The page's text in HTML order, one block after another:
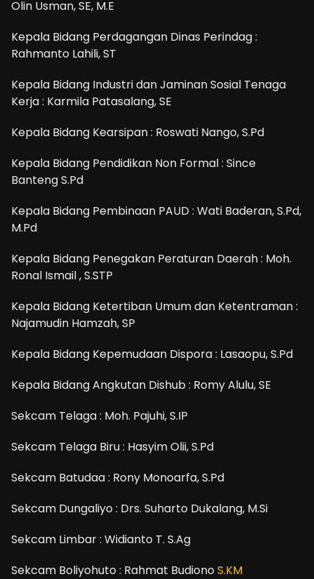
Olin Usman, SE, M.E
Kepala Bidang Perdagangan Dinas Perindag :
Rahmanto Lahili, ST
Kepala Bidang Industri dan Jaminan Sosial Tenaga
Kerja : Karmila Patasalang, SE
Kepala Bidang Kearsipan : Roswati Nango, S.Pd
Kepala Bidang Pendidikan Non Formal : Since
Banteng S.Pd
Kepala Bidang Pembinaan PAUD : Wati Baderan, S.Pd,
M.Pd
Kepala Bidang Penegakan Peraturan Daerah : Moh.
Ronal Ismail , S.STP
Kepala Bidang Ketertiban Umum dan Ketentraman :
Najamudin Hamzah, SP
Kepala Bidang Kepemudaan Dispora : Lasaopu, S.Pd
Kepala Bidang Angkutan Dishub : Romy Alulu, SE
Sekcam Telaga : Moh. Pajuhi, S.IP
Sekcam Telaga Biru : Hasyim Olii, S.Pd
Sekcam Batudaa : Rony Monoarfa, S.Pd
Sekcam Dungaliyo : Drs. Suharto Dukalang, M.Si
Sekcam Limbar : Widianto T. S.Ag
Sekcam Boliyohuto : Rahmat BudionoS.KM